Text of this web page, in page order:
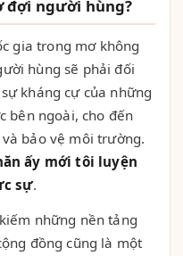
đợi người hùng?
gia trong mơ không
hùng sẽ phải đối
kháng cự của những
bên ngoài, cho đến
bảo vệ môi trường.
ấy mới tôi luyện
sự.
những nền tảng
đồng cũng là một